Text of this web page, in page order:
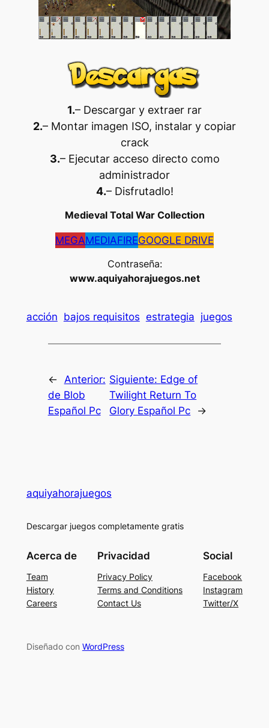
1.– Descargar y extraer rar
2.– Montar imagen ISO, instalar y copiar
crack
3.– Ejecutar acceso directo como
administrador
4.– Disfrutadlo!
Medieval Total War Collection
MEGAMEDIAFIREGOOGLE DRIVE
Contraseña:
www.aquiyahorajuegos.net
acción bajos requisitos estrategia juegos
←
Anterior:
de Blob
Español Pc
Siguiente: Edge of
Twilight Return To
Glory Español Pc
→
aquiyahorajuegos
Descargar juegos completamente gratis
Acerca de
Team
History
Careers
Privacidad
Privacy Policy
Terms and Conditions
Contact Us
Social
Facebook
Instagram
Twitter/X
Diseñado con WordPress